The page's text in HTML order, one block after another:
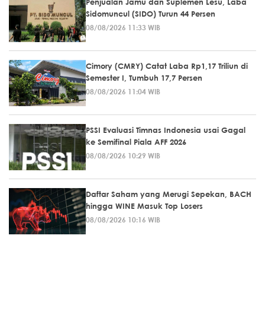
Sidomuncul (SIDO) Turun 44 Persen
08/08/2026 11:33 WIB
Cimory (CMRY) Catat Laba Rp1,17 Triliun di
Semester I, Tumbuh 17,7 Persen
08/08/2026 11:04 WIB
PSSI Evaluasi Timnas Indonesia usai Gagal
ke Semifinal Piala AFF 2026
08/08/2026 10:29 WIB
Daftar Saham yang Merugi Sepekan, BACH
hingga WINE Masuk Top Losers
08/08/2026 10:16 WIB